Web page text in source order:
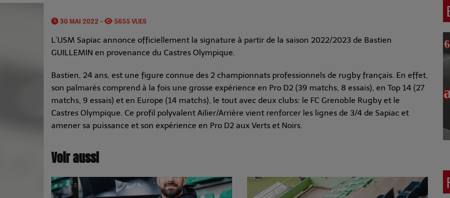
30 MAI 2022 - 5655 VUES
L’USM Sapiac annonce officiellement la signature à partir de la saison 2022/2023 de Bastien
GUILLEMIN en provenance du Castres Olympique.
Bastien, 24 ans, est une figure connue des 2 championnats professionnels de rugby français. En effet,
son palmarès comprend à la fois une grosse expérience en Pro D2 (39 matchs, 8 essais), en Top 14 (27
matchs, 9 essais) et en Europe (14 matchs), le tout avec deux clubs: le FC Grenoble Rugby et le
Castres Olympique. Ce profil polyvalent Ailier/Arrière vient renforcer les lignes de 3/4 de Sapiac et
amener sa puissance et son expérience en Pro D2 aux Verts et Noirs.
Voir aussi